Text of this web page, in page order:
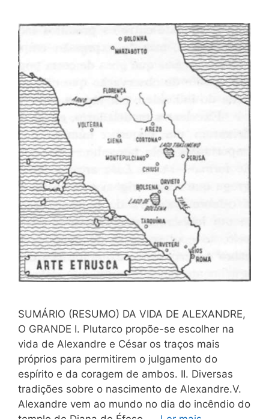
SUMÁRIO (RESUMO) DA VIDA DE ALEXANDRE,
O GRANDE I. Plutarco propõe-se escolher na
vida de Alexandre e César os traços mais
próprios para permitirem o julgamento do
espírito e da coragem de ambos. II. Diversas
tradições sobre o nascimento de Alexandre.V.
Alexandre vem ao mundo no dia do incêndio do